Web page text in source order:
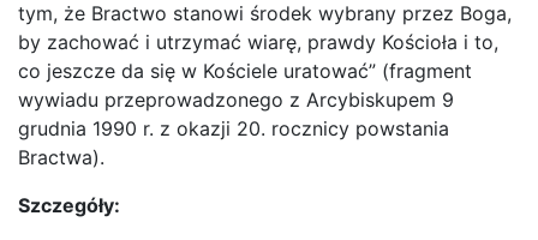
tym, że Bractwo stanowi środek wybrany przez Boga,
by zachować i utrzymać wiarę, prawdy Kościoła i to,
co jeszcze da się w Kościele uratować” (fragment
wywiadu przeprowadzonego z Arcybiskupem 9
grudnia 1990 r. z okazji 20. rocznicy powstania
Bractwa).
Szczegóły: